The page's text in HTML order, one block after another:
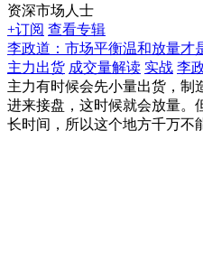
资深市场人士
+订阅 查看专辑
李政道：市场平衡温和放量才
主力出货 成交量解读 实战 李
主力有时候会先小量出货，制
进来接盘，这时候就会放量。
长时间，所以这个地方千万不